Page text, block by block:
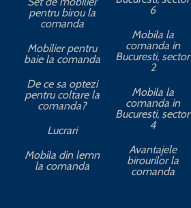
pentru birou la
comanda
Mobilier pentru
baie la comanda
De ce sa optezi
pentru coltare la
comanda?
Lucrari
Mobila din lemn
la comanda
6
Mobila la
comanda in
Bucuresti, sector
2
Mobila la
comanda in
Bucuresti, sector
4
Avantajele
birourilor la
comanda